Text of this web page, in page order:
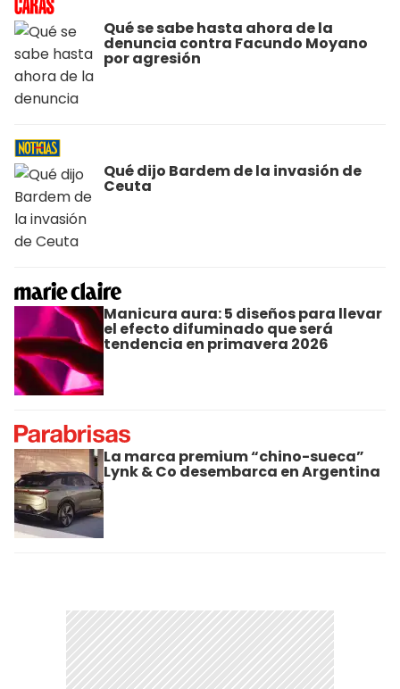
Qué se sabe hasta ahora de la
denuncia contra Facundo Moyano
por agresión
Qué dijo Bardem de la invasión de
Ceuta
Manicura aura: 5 diseños para llevar
el efecto difuminado que será
tendencia en primavera 2026
La marca premium “chino-sueca”
Lynk & Co desembarca en Argentina